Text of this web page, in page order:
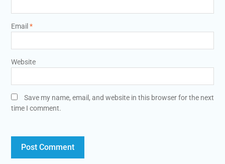
Email *
Website
Save my name, email, and website in this browser for the next
time I comment.